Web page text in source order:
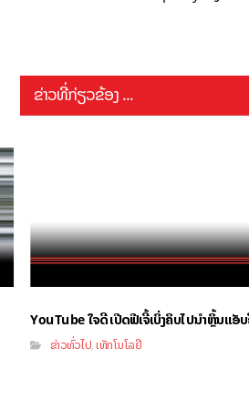
ຂ່າວທີ່ກ່ຽວຂ້ອງ ...
YouTube ໃຈດີ ເປີດຟີເຈີ້ເບິ່ງຄິບໄປນຳຫຼິ້ນແ
ຂ່າວທົ່ວໄປ ,ເທັກໂນໂລຢີ